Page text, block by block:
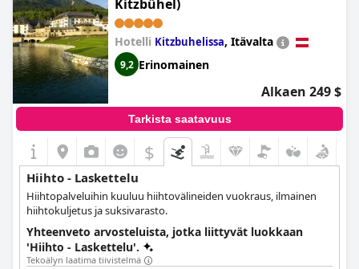
Kitzbühel)
Hotelli Kitzbuhelissa, Itävalta
9,2 Erinomainen
Alkaen 249 $
Tarkista saatavuus
$
Hiihto - Laskettelu
Hiihtopalveluihin kuuluu hiihtovälineiden vuokraus, ilmainen
hiihtokuljetus ja suksivarasto.
Yhteenveto arvosteluista, jotka liittyvät luokkaan
'Hiihto - Laskettelu'.
Tekoälyn laatima tiivistelmä